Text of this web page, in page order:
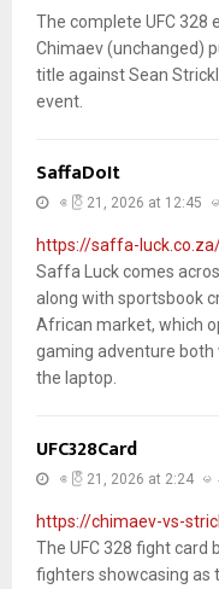
The complete UFC
Chimaev (unchanged)
title against Sean
event.
SaffaDoIt
ဧပြီ 21, 2026 at
https://saffa-
Saffa Luck comes
along with sportsbook
African market, which
gaming adventure both
the laptop.
UFC328Card
ဧပြီ 21, 2026 at 2:24
https://chimaev-vs-
The UFC 328 fight
fighters showcasing as